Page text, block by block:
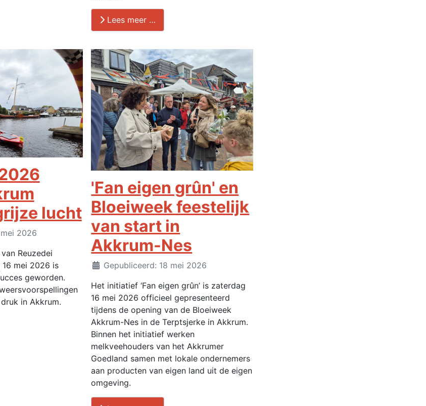
Lees meer …
lucht
2026
Reuzedei
mei 2026 is
geworden.
in Akkrum.
'Fan eigen grûn' en
Bloeiweek feestelijk
van start in
Akkrum-Nes
Details
Gepubliceerd: 18 mei 2026
Het initiatief ‘Fan eigen grûn’ is zaterdag
16 mei 2026 officieel gepresenteerd
tijdens de opening van de Bloeiweek
Akkrum-Nes in de Terptsjerke in Akkrum.
Binnen het initiatief werken
melkveehouders van het Akkrumer
Goedland samen met lokale ondernemers
aan producten van eigen land uit de eigen
omgeving.